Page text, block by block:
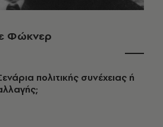
Φώκνερ
πολιτικής συνέχειας ή